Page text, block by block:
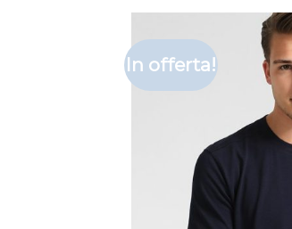
In offerta!